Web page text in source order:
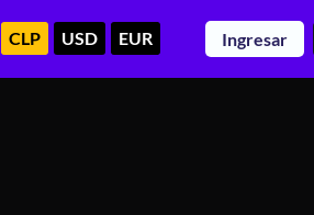
CLP USD EUR Ingresar